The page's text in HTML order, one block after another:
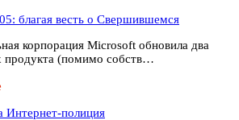
благая весть о Свершившемся
корпорация Microsoft обновила два
продукта (помимо собств…
Интернет-полиция